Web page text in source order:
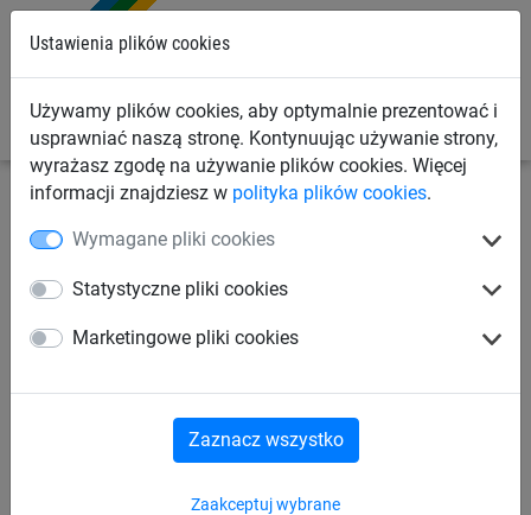
Ustawienia plików cookies
Używamy plików cookies, aby optymalnie prezentować i
usprawniać naszą stronę. Kontynuując używanie strony,
wyrażasz zgodę na używanie plików cookies. Więcej
informacji znajdziesz w polityka plików cookies.
Wymagane pliki cookies
Statystyczne pliki cookies
Marketingowe pliki cookies
Zaakceptuj wybrane
Zaznacz wszystko
siatek do piłki nożnej
Siatki na bramki dla dzieci Siatki do futsalu
Sportowe siatki biodegradowalne